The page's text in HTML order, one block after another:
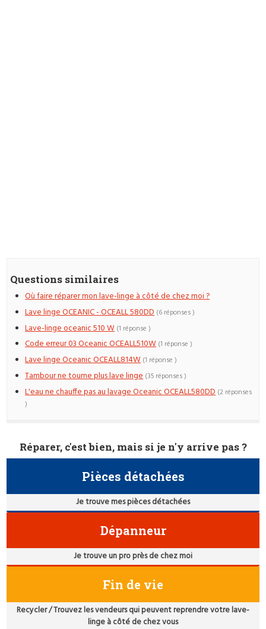
Questions similaires
Où faire réparer mon lave-linge à côté de chez moi ?
Lave linge OCEANIC - OCEALL 580DD (6 réponses )
Lave-linge oceanic 510 W (1 réponse )
Code erreur 03 Oceanic OCEALL510W (1 réponse )
Lave linge Oceanic OCEALL814W (1 réponse )
Tambour ne tourne plus lave linge (35 réponses )
L'eau ne chauffe pas au lavage Oceanic OCEALL580DD (2 réponses
)
Réparer, c'est bien, mais si je n'y arrive pas ?
Pièces détachées
Je trouve mes pièces détachées
Dépanneur
Je trouve un pro près de chez moi
Fin de vie
Recycler / Trouvez les vendeurs qui peuvent reprendre votre lave-
linge à côté de chez vous